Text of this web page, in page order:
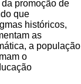
promoção de
que
históricos,
as
a população
o